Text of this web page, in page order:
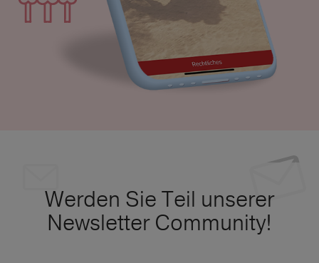
Werden Sie Teil unserer
Newsletter Community!